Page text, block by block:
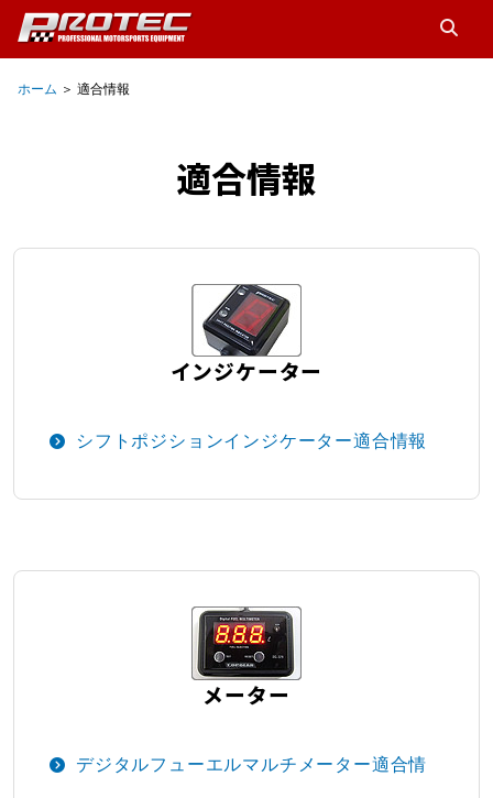
ホーム ＞ 適合情報
適合情報
インジケーター
シフトポジションインジケーター適合情報
メーター
デジタルフューエルマルチメーター適合情